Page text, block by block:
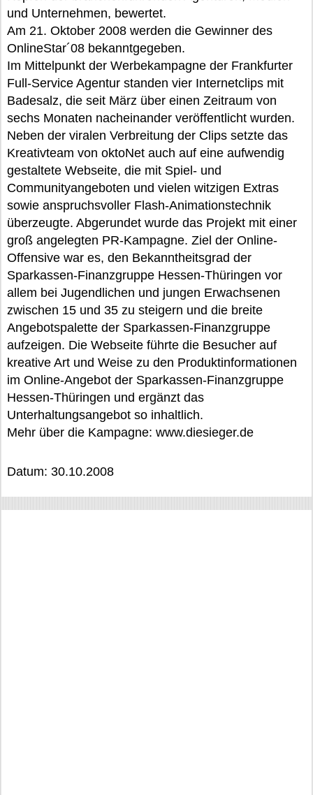
und Unternehmen, bewertet.
Am 21. Oktober 2008 werden die Gewinner des
OnlineStar´08 bekanntgegeben.
Im Mittelpunkt der Werbekampagne der Frankfurter
Full-Service Agentur standen vier Internetclips mit
Badesalz, die seit März über einen Zeitraum von
sechs Monaten nacheinander veröffentlicht wurden.
Neben der viralen Verbreitung der Clips setzte das
Kreativteam von oktoNet auch auf eine aufwendig
gestaltete Webseite, die mit Spiel- und
Communityangeboten und vielen witzigen Extras
sowie anspruchsvoller Flash-Animationstechnik
überzeugte. Abgerundet wurde das Projekt mit einer
groß angelegten PR-Kampagne. Ziel der Online-
Offensive war es, den Bekanntheitsgrad der
Sparkassen-Finanzgruppe Hessen-Thüringen vor
allem bei Jugendlichen und jungen Erwachsenen
zwischen 15 und 35 zu steigern und die breite
Angebotspalette der Sparkassen-Finanzgruppe
aufzeigen. Die Webseite führte die Besucher auf
kreative Art und Weise zu den Produktinformationen
im Online-Angebot der Sparkassen-Finanzgruppe
Hessen-Thüringen und ergänzt das
Unterhaltungsangebot so inhaltlich.
Mehr über die Kampagne: www.diesieger.de
Datum: 30.10.2008